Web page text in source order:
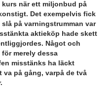
när ett miljonbud på
Det exempelvis fick
på varningstrumman var
aktieköp hade skett
Något och
merely dessa
misstänks ha läckt
på gång, varpå de två